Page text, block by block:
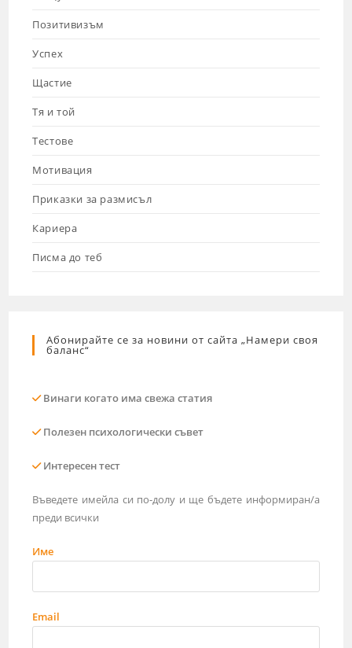
Позитивизъм
Успех
Щастие
Тя и той
Тестове
Мотивация
Приказки за размисъл
Кариера
Писма до теб
Абонирайте се за новини от сайта „Намери своя
баланс“
Винаги когато има свежа статия
Полезен психологически съвет
Интересен тест
Въведете имейла си по-долу и ще бъдете информиран/а
преди всички
Име
Email